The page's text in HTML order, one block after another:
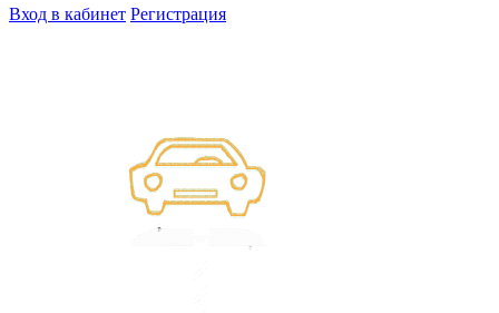
Вход в кабинет Регистрация